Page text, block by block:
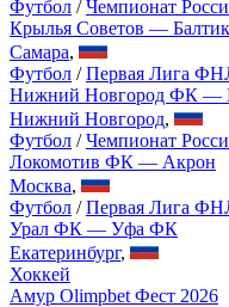
Футбол /Чемпионат
Крылья Советов —
Самара,
Футбол /Первая Лига
Нижний Новгород ФК —
Нижний Новгород,
Футбол /Чемпионат
Локомотив ФК — Акрон
Москва,
Футбол /Первая Лига
Урал ФК — Уфа ФК
Екатеринбург,
Хоккей
Амур Olimpbet Фест 2026